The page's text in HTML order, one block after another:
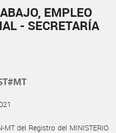
EMPLEO
- SECRETARÍA
MT del Registro del MINISTERIO